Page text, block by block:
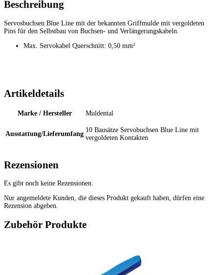
Beschreibung
Servosbuchsen Blue Line mit der bekannten Griffmulde mit vergoldeten
Pins für den Selbstbau von Buchsen- und Verlängerungskabeln.
Max. Servokabel Querschnitt: 0,50 mm²
Artikeldetails
Marke / Hersteller Muldental
Ausstattung/Lieferumfang
10 Bausätze Servobuchsen Blue Line mit
vergoldeten Kontakten
Rezensionen
Es gibt noch keine Rezensionen.
Nur angemeldete Kunden, die dieses Produkt gekauft haben, dürfen eine
Rezension abgeben.
Zubehör Produkte